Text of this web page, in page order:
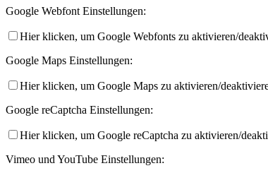
Google Webfont Einstellungen:
Hier klicken, um Google Webfonts zu aktivieren/
Google Maps Einstellungen:
Hier klicken, um Google Maps zu aktivieren/
Google reCaptcha Einstellungen:
Hier klicken, um Google reCaptcha zu aktivieren/
Vimeo und YouTube Einstellungen: